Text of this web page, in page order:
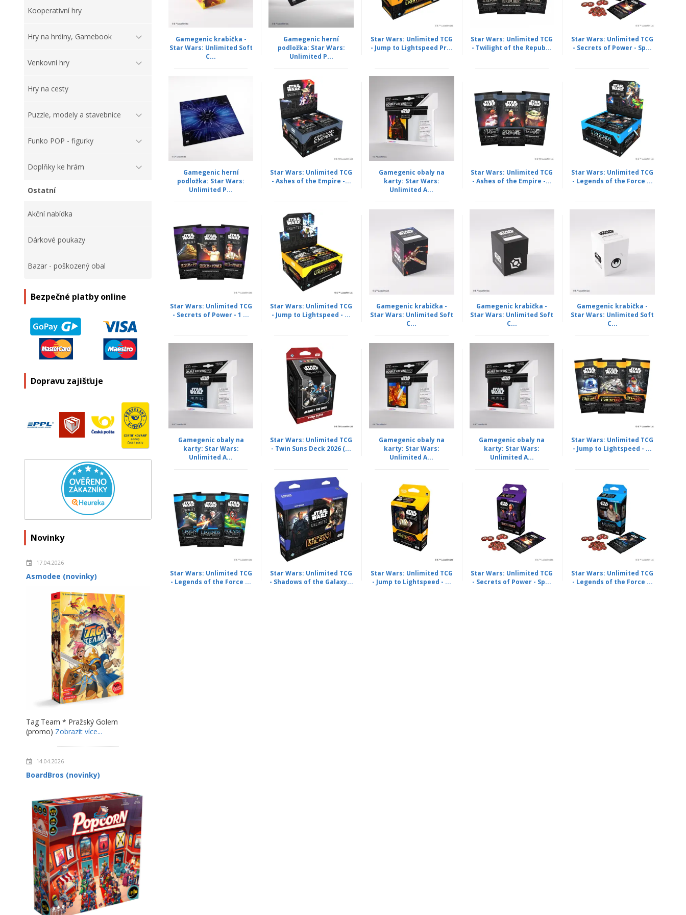
Kooperativní hry
Hry na hrdiny, Gamebook
Venkovní hry
Hry na cesty
Puzzle, modely a stavebnice
Funko POP - figurky
Doplňky ke hrám
Ostatní
Akční nabídka
Dárkové poukazy
Bazar - poškozený obal
Bezpečné platby online
Dopravu zajišťuje
Novinky
17.04.2026
Asmodee (novinky)
Tag Team * Pražský Golem
(promo) Zobrazit více...
14.04.2026
BoardBros (novinky)
Gamegenic krabička -
Star Wars: Unlimited Soft
C...
Gamegenic herní
podložka: Star Wars:
Unlimited P...
Star Wars: Unlimited TCG
- Jump to Lightspeed Pr...
Star Wars: Unlimited TCG
- Twilight of the Repub...
Star Wars: Unlimited TCG
- Secrets of Power - Sp...
Gamegenic herní
podložka: Star Wars:
Unlimited P...
Star Wars: Unlimited TCG
- Ashes of the Empire -...
Gamegenic obaly na
karty: Star Wars:
Unlimited A...
Star Wars: Unlimited TCG
- Ashes of the Empire -...
Star Wars: Unlimited TCG
- Legends of the Force ...
Star Wars: Unlimited TCG
- Secrets of Power - 1 ...
Star Wars: Unlimited TCG
- Jump to Lightspeed - ...
Gamegenic krabička -
Star Wars: Unlimited Soft
C...
Gamegenic krabička -
Star Wars: Unlimited Soft
C...
Gamegenic krabička -
Star Wars: Unlimited Soft
C...
Gamegenic obaly na
karty: Star Wars:
Unlimited A...
Star Wars: Unlimited TCG
- Twin Suns Deck 2026 (...
Gamegenic obaly na
karty: Star Wars:
Unlimited A...
Gamegenic obaly na
karty: Star Wars:
Unlimited A...
Star Wars: Unlimited TCG
- Jump to Lightspeed - ...
Star Wars: Unlimited TCG
- Legends of the Force ...
Star Wars: Unlimited TCG
- Shadows of the Galaxy...
Star Wars: Unlimited TCG
- Jump to Lightspeed - ...
Star Wars: Unlimited TCG
- Secrets of Power - Sp...
Star Wars: Unlimited TCG
- Legends of the Force ...